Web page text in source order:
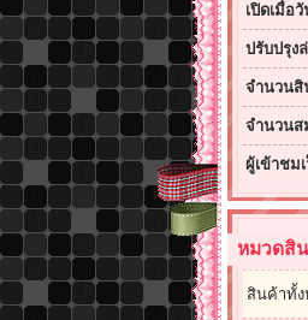
เปิดเมื่อ
ปรับปรุง
จำนวนสิ
จำนวนส
ผู้เข้าชม
หมวดสิ
สินค้าทั้